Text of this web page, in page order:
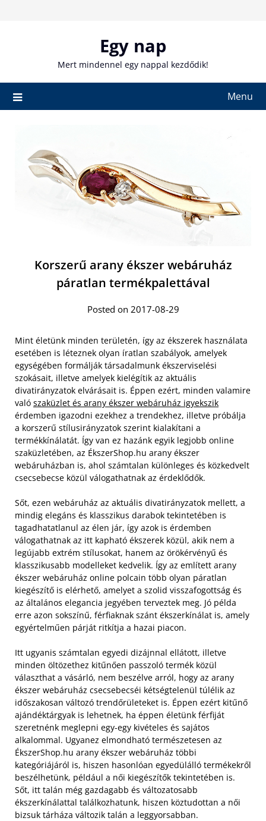
Egy nap
Mert mindennel egy nappal kezdődik!
Menu
Korszerű arany ékszer webáruház
páratlan termékpalettával
Posted on 2017-08-29
Mint életünk minden területén, így az ékszerek használata
esetében is léteznek olyan íratlan szabályok, amelyek
egységében formálják társadalmunk ékszerviselési
szokásait, illetve amelyek kielégítik az aktuális
divatirányzatok elvárásait is. Éppen ezért, minden valamire
való szaküzlet és arany ékszer webáruház igyekszik
érdemben igazodni ezekhez a trendekhez, illetve próbálja
a korszerű stílusirányzatok szerint kialakítani a
termékkínálatát. Így van ez hazánk egyik legjobb online
szaküzletében, az ÉkszerShop.hu arany ékszer
webáruházban is, ahol számtalan különleges és közkedvelt
csecsebecse közül válogathatnak az érdeklődők.
Sőt, ezen webáruház az aktuális divatirányzatok mellett, a
mindig elegáns és klasszikus darabok tekintetében is
tagadhatatlanul az élen jár, így azok is érdemben
válogathatnak az itt kapható ékszerek közül, akik nem a
legújabb extrém stílusokat, hanem az örökérvényű és
klasszikusabb modelleket kedvelik. Így az említett arany
ékszer webáruház online polcain több olyan páratlan
kiegészítő is elérhető, amelyet a szolid visszafogottság és
az általános elegancia jegyében terveztek meg. Jó példa
erre azon sokszínű, férfiaknak szánt ékszerkínálat is, amely
egyértelműen párját ritkítja a hazai piacon.
Itt ugyanis számtalan egyedi dizájnnal ellátott, illetve
minden öltözethez kitűnően passzoló termék közül
választhat a vásárló, nem beszélve arról, hogy az arany
ékszer webáruház csecsebecséi kétségtelenül túlélik az
időszakosan változó trendőrületeket is. Éppen ezért kitűnő
ajándéktárgyak is lehetnek, ha éppen életünk férfiját
szeretnénk meglepni egy-egy kivételes és sajátos
alkalommal. Ugyanez elmondható természetesen az
ÉkszerShop.hu arany ékszer webáruház többi
kategóriájáról is, hiszen hasonlóan egyedülálló termékekről
beszélhetünk, például a női kiegészítők tekintetében is.
Sőt, itt talán még gazdagabb és változatosabb
ékszerkínálattal találkozhatunk, hiszen köztudottan a női
bizsuk tárháza változik talán a leggyorsabban.